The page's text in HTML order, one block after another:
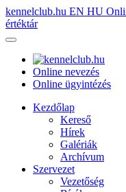
kennelclub.hu EN HU
értéktár
Online nevezés
Online ügyintézés
Kezdőlap
Kereső
Hírek
Galériák
Archívum
Szervezet
Vezetőség